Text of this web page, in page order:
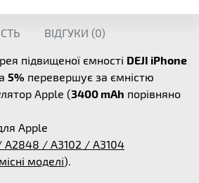
ВІДГУКИ (0)
підвищеної ємності DEJI iPhone
5% перевершує за ємністю
Apple (3400 mAh порівняно
Apple
A2848 / A3102 / A3104
моделі).